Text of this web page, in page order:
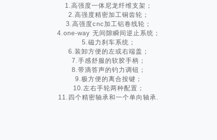
1.高强度一体尼龙纤维支架；
2.高强度精密加工铜齿轮；
3.高强度cnc加工铝卷线轮；
4.one-way 无间隙瞬间逆止系统；
5.磁力刹车系统；
6.装卸方便的左或右端盖；
7.手感舒服的软胶手柄；
8.带滴答声的钓力调钮；
9.极方便的离合按键；
10.左右手轮两种配置；
11.四个精密轴承和一个单向轴承.